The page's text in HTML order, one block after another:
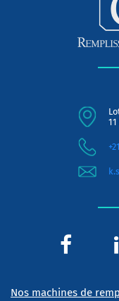
Nos machines de